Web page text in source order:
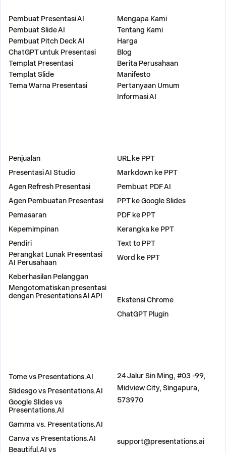
Pembuat Presentasi AI
Pembuat Slide AI
Pembuat Pitch Deck AI
ChatGPT untuk Presentasi
Templat Presentasi
Templat Slide
Tema Warna Presentasi
Mengapa Kami
Tentang Kami
Harga
Blog
Berita Perusahaan
Manifesto
Pertanyaan Umum
Informasi AI
Penjualan
Presentasi AI Studio
Agen Refresh Presentasi
Agen Pembuatan Presentasi
Pemasaran
Kepemimpinan
Pendiri
Perangkat Lunak Presentasi
AI Perusahaan
Keberhasilan Pelanggan
Mengotomatiskan presentasi
dengan Presentations AI API
URL ke PPT
Markdown ke PPT
Pembuat PDF AI
PPT ke Google Slides
PDF ke PPT
Kerangka ke PPT
Text to PPT
Word ke PPT
Ekstensi Chrome
ChatGPT Plugin
Tome vs Presentations.AI
Slidesgo vs Presentations.AI
Google Slides vs
Presentations.AI
Gamma vs. Presentations.AI
Canva vs Presentations.AI
Beautiful.AI vs
24 Jalur Sin Ming, #03 -99,
Midview City, Singapura,
573970
support@presentations.ai